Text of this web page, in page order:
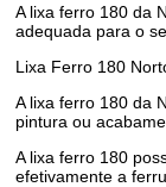
A lixa ferro 180 da
adequada para o
Lixa Ferro 180
A lixa ferro 180 da
pintura ou
A lixa ferro 180
efetivamente a